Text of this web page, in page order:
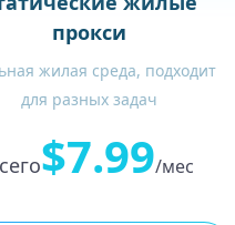
прокси
жилая среда, подходит
для разных задач
$7.99/мес